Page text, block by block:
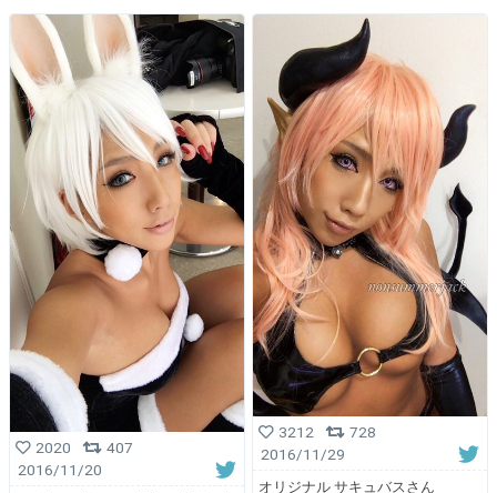
2020
407
2016/11/20
3212
728
2016/11/29
オリジナル サキュバスさん